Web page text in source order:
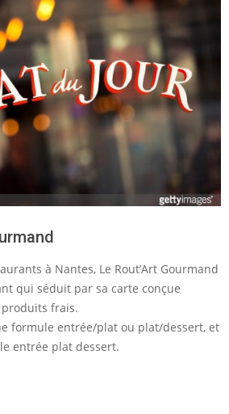
à Nantes, Le Rout’Art Gourmand
qui séduit par sa carte conçue
frais.
formule entrée/plat ou plat/dessert, et
entrée plat dessert.